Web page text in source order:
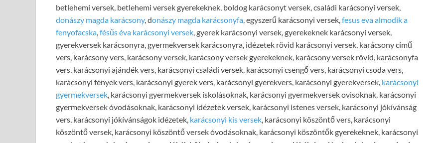
betlehemi versek, betlehemi versek gyerekeknek, boldog karácsonyt versek, családi karácsonyi versek,
donászy magda karácsony, donászy magda karácsonyfa , egyszerű karácsonyi versek, fesus eva almodik a
fenyofacska fésűs éva karácsonyi versek , gyerek karácsonyi versek, gyerekeknek karácsonyi versek,
gyerekversek karácsonyra, gyermekversek karácsonyra, idézetek rövid karácsonyi versek, karácsony című
vers, karácsony vers, karácsony versek, karácsony versek gyerekeknek, karácsony versek rövid, karácsonyfa
vers, karácsonyi ajándék vers, karácsonyi családi versek, karácsonyi csengő vers, karácsonyi csoda vers,
karácsonyi fények vers, karácsonyi gyerek vers, karácsonyi gyerekvers, karácsonyi gyerekversek, karácsonyi
gyermekversek , karácsonyi gyermekversek iskolásoknak, karácsonyi gyermekversek ovisoknak, karácsonyi
gyermekversek óvodásoknak, karácsonyi idézetek versek, karácsonyi istenes versek, karácsonyi jókívánság
vers, karácsonyi jókívánságok idézetek, karácsonyi kis versek , karácsonyi köszöntő vers, karácsonyi
köszöntő versek, karácsonyi köszöntő versek óvodásoknak, karácsonyi köszöntők gyerekeknek, karácsonyi